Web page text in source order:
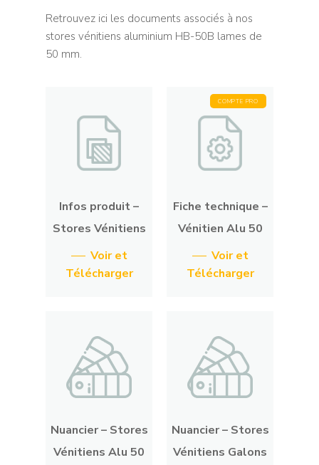
Retrouvez ici les documents associés à nos
stores vénitiens aluminium HB-50B lames de
50 mm.
Infos produit –
Stores Vénitiens
Voir et
Télécharger
COMPTE PRO
Fiche technique –
Vénitien Alu 50
Voir et
Télécharger
Nuancier – Stores
Vénitiens Alu 50
Nuancier – Stores
Vénitiens Galons
Fournitures
Fournitures Sièges
Clous décoratifs
Colles
Cordes/Fils/Ficelles
Fournitures
Mousse / Garnissage
Rails et barres
Rail KS
Rail DS
Barres / Tringles
Barres déco 19 mm
Stores Bateaux
Nos tissus
Stores sur-